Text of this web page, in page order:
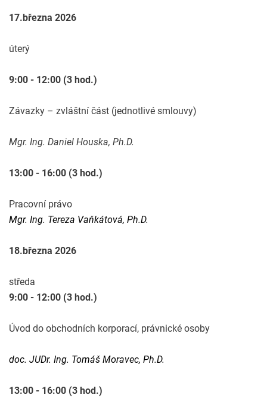
17.března 2026
úterý
9:00 - 12:00 (3 hod.)
Závazky – zvláštní část (jednotlivé smlouvy)
Mgr. Ing. Daniel Houska, Ph.D.
13:00 - 16:00 (3 hod.)
Pracovní právo
Mgr. Ing. Tereza Vaňkátová, Ph.D.
18.března 2026
středa
9:00 - 12:00 (3 hod.)
Úvod do obchodních korporací, právnické osoby
doc. JUDr. Ing. Tomáš Moravec, Ph.D.
13:00 - 16:00 (3 hod.)